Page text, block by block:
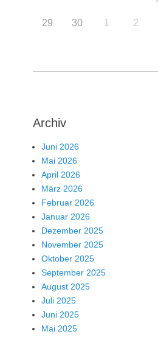
29 30 1 2
Archiv
Juni 2026
Mai 2026
April 2026
März 2026
Februar 2026
Januar 2026
Dezember 2025
November 2025
Oktober 2025
September 2025
August 2025
Juli 2025
Juni 2025
Mai 2025